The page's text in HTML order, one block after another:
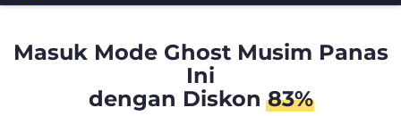
Masuk Mode Ghost Musim Panas
Ini
dengan Diskon83%